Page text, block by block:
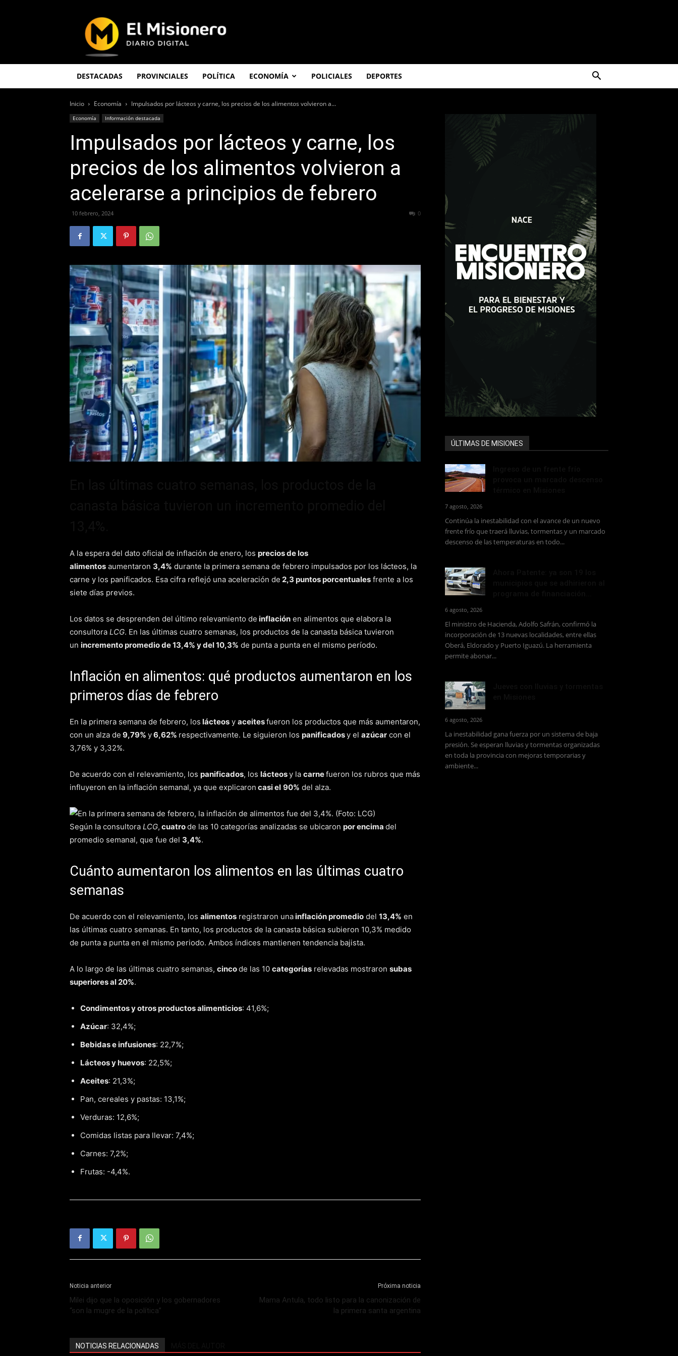
Misionero
DESTACADAS PROVINCIALES POLÍTICA ECONOMÍA POLICIALES DEPORTES
Inicio Economía Impulsados por lácteos y carne, los precios de los alimentos volvieron a...
Economía Información destacada
Impulsados por lácteos y carne, los
precios de los alimentos volvieron a
acelerarse a principios de febrero
10 febrero, 2024 0
A la espera del dato oficial de inflación de enero, los precios de los
alimentos aumentaron 3,4% durante la primera semana de febrero impulsados por los lácteos, la
carne y los panificados. Esa cifra reflejó una aceleración de 2,3 puntos porcentuales frente a los
siete días previos.
Los datos se desprenden del último relevamiento de inflación en alimentos que elabora la
consultora LCG. En las últimas cuatro semanas, los productos de la canasta básica tuvieron
un incremento promedio de 13,4% y del 10,3% de punta a punta en el mismo período.
Inflación en alimentos: qué productos aumentaron en los
primeros días de febrero
En la primera semana de febrero, los lácteos y aceitesfueron los productos que más aumentaron,
con un alza de 9,79% y6,62% respectivamente. Le siguieron los panificadosy el azúcar con el
3,76% y 3,32%.
De acuerdo con el relevamiento, los panificados, los lácteosy la carnefueron los rubros que más
influyeron en la inflación semanal, ya que explicaron casi el 90% del alza.
Según la consultora LCG, cuatrode las 10 categorías analizadas se ubicaron por encima del
promedio semanal, que fue del 3,4%.
Cuánto aumentaron los alimentos en las últimas cuatro
semanas
De acuerdo con el relevamiento, los alimentos registraron unainflación promedio del 13,4% en
las últimas cuatro semanas. En tanto, los productos de la canasta básica subieron 10,3% medido
de punta a punta en el mismo periodo. Ambos índices mantienen tendencia bajista.
A lo largo de las últimas cuatro semanas, cincode las 10 categorías relevadas mostraron subas
superiores al 20%.
Condimentos y otros productos alimenticios: 41,6%;
Azúcar: 32,4%;
Bebidas e infusiones: 22,7%;
Lácteos y huevos: 22,5%;
Aceites: 21,3%;
Pan, cereales y pastas: 13,1%;
Verduras: 12,6%;
Comidas listas para llevar: 7,4%;
Carnes: 7,2%;
Frutas: -4,4%.
Noticia anterior
Milei dijo que la oposición y los gobernadores
“son la mugre de la política”
Próxima noticia
Mama Antula, todo listo para la canonización de
la primera santa argentina
NOTICIAS RELACIONADAS
ÚLTIMAS DE MISIONES
7 agosto, 2026
Continúa la inestabilidad con el avance de un nuevo
frente frío que traerá lluvias, tormentas y un marcado
descenso de las temperaturas en todo...
6 agosto, 2026
El ministro de Hacienda, Adolfo Safrán, confirmó la
incorporación de 13 nuevas localidades, entre ellas
Oberá, Eldorado y Puerto Iguazú. La herramienta
permite abonar...
6 agosto, 2026
La inestabilidad gana fuerza por un sistema de baja
presión. Se esperan lluvias y tormentas organizadas
en toda la provincia con mejoras temporarias y
ambiente...